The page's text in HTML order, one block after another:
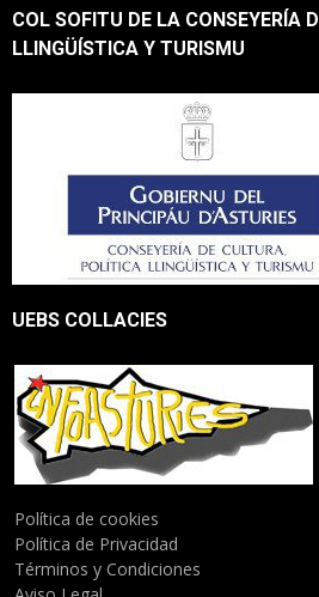
COL SOFITU DE LA CONSEYERÍA
LLINGÜÍSTICA Y TURISMU
UEBS COLLACIES
Política de cookies
Política de Privacidad
Términos y Condiciones